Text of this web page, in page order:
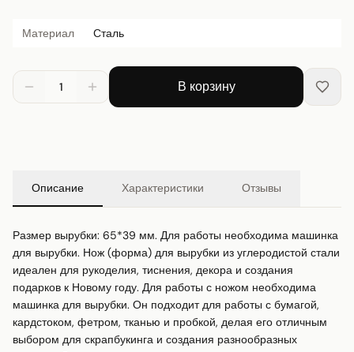
Материал Сталь
1 В корзину
Описание Характеристики Отзывы
Размер вырубки: 65*39 мм. Для работы необходима машинка
для вырубки. Нож (форма) для вырубки из углеродистой стали
идеален для рукоделия, тиснения, декора и создания
подарков к Новому году. Для работы с ножом необходима
машинка для вырубки. Он подходит для работы с бумагой,
кардстоком, фетром, тканью и пробкой, делая его отличным
выбором для скрапбукинга и создания разнообразных